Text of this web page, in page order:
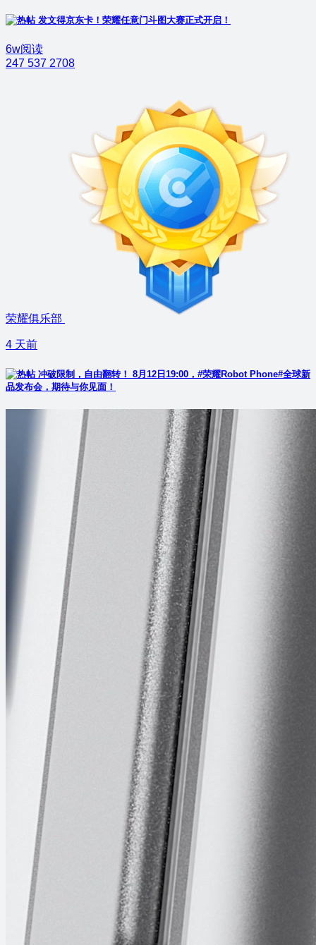
发文得京东卡！荣耀任意门斗图大赛正式开启！
6w阅读
247 537 2708
荣耀俱乐部
4 天前
冲破限制，自由翻转！ 8月12日19:00，#荣耀Robot Phone#全球新
品发布会，期待与你见面！